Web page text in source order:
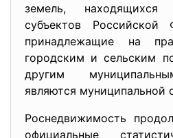
земель, находящихся
субъектов Российской
принадлежащие на
городским и сельским
другим
являются муниципальной
Роснедвижимость
официальные